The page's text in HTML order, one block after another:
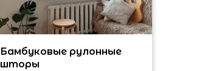
Бамбуковые рулонные
шторы